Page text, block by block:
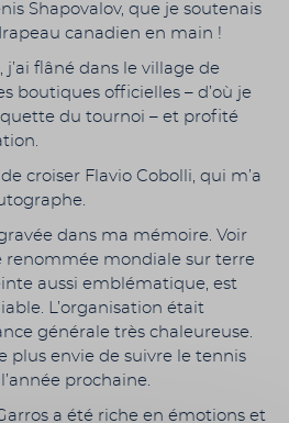
Shapovalov, que je soutenais
canadien en main !
j’ai flâné dans le village de
boutiques officielles – d’où je
du tournoi – et profité
croiser Flavio Cobolli, qui m’a
dans ma mémoire. Voir
renommée mondiale sur terre
aussi emblématique, est
L’organisation était
générale très chaleureuse.
plus envie de suivre le tennis
prochaine.
a été riche en émotions et